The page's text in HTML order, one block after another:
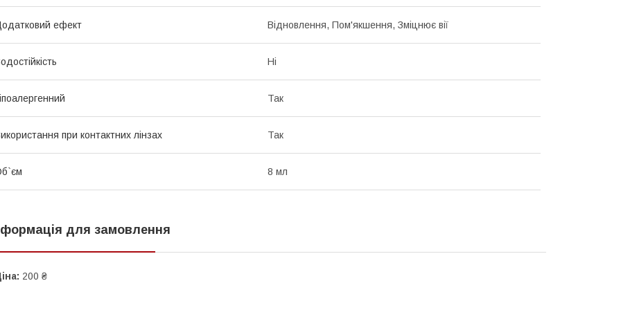
ефект Відновлення, Пом'якшення, Зміцнює вії
Ні
Так
при контактних лінзах Так
8 мл
для замовлення
200 ₴